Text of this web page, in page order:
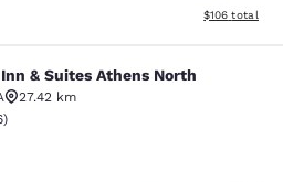
Afficher les
$106 total
Athens North
& Suites Athens North
27.42 km
Bien. 1196 commentaires
)